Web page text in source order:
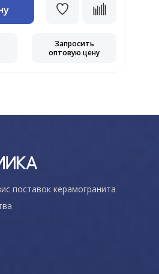
Запросить
оптовую цену
поставок керамогранита